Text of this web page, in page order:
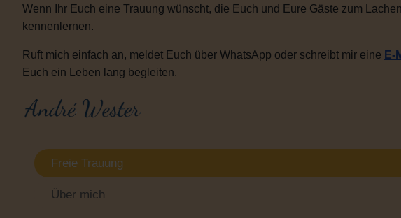
Freie Trauung
Über mich
Wenn Ihr Euch eine Trauung wünscht, die Euch und Eure Gäste zum
kennenlernen.
Ruft mich einfach an, meldet Euch über WhatsApp oder schreibt mir eine E-
Euch ein Leben lang begleiten.